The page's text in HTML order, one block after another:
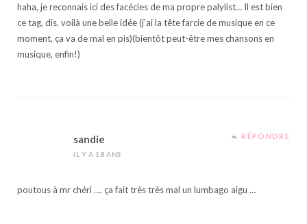
haha, je reconnais ici des facécies de ma propre palylist… Il est bien
ce tag, dis, voilà une belle idée (j’ai la tête farcie de musique en ce
moment, ça va de mal en pis)(bientôt peut-être mes chansons en
musique, enfin!)
sandie
IL Y A 18 ANS
RÉPONDRE
poutous à mr chéri …. ça fait très très mal un lumbago aigu …